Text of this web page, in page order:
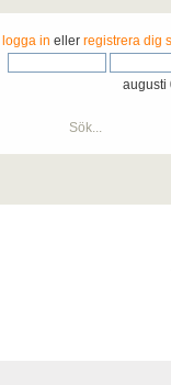
logga in ellerregistrera dig
augusti